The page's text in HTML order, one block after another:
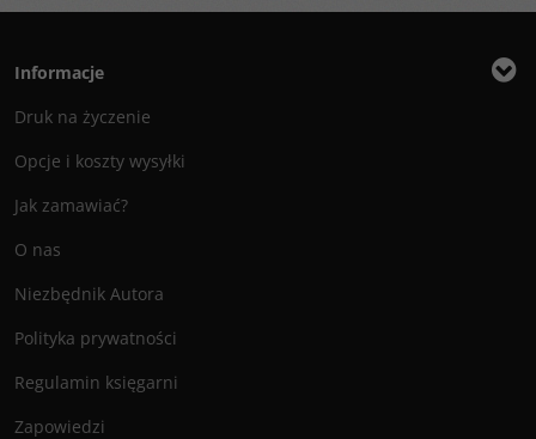
Informacje
Druk na życzenie
Opcje i koszty wysyłki
Jak zamawiać?
O nas
Niezbędnik Autora
Polityka prywatności
Regulamin księgarni
Zapowiedzi